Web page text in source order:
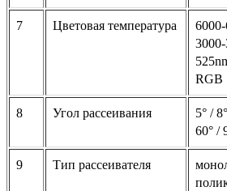
7 Цветовая температура
RGB
8 Угол рассеивания
5° /
60° /
9 Тип рассеивателя